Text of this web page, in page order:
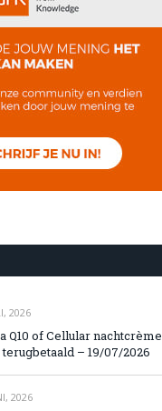
2026
Q10 of Cellular nachtcrème
terugbetaald – 19/07/2026
2026